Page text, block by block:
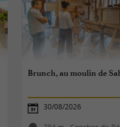
Brunch, au moulin de
30/08/2026